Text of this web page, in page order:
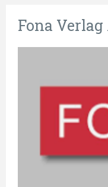
Fona Verlag